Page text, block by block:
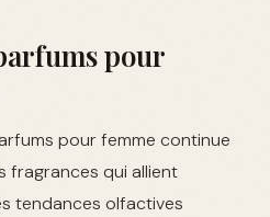
pour
pour femme continue
fragrances qui allient
tendances olfactives